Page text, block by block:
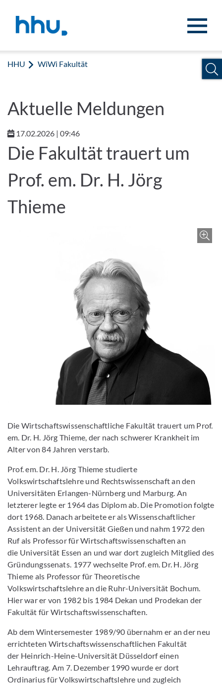
HHU WiWi Fakultät
Aktuelle Meldungen
17.02.2026 | 09:46
Die Fakultät trauert um
Prof. em. Dr. H. Jörg
Thieme
Die Wirtschaftswissenschaftliche Fakultät trauert um Prof.
em. Dr. H. Jörg Thieme, der nach schwerer Krankheit im
Alter von 84 Jahren verstarb.
Prof. em. Dr. H. Jörg Thieme studierte
Volkswirtschaftslehre und Rechtswissenschaft an den
Universitäten Erlangen-Nürnberg und Marburg. An
letzterer legte er 1964 das Diplom ab. Die Promotion folgte
dort 1968. Danach arbeitete er als Wissenschaftlicher
Assistent an der Universität Gießen und nahm 1972 den
Ruf als Professor für Wirtschaftswissenschaften an
die Universität Essen an und war dort zugleich Mitglied des
Gründungssenats. 1977 wechselte Prof. em. Dr. H. Jörg
Thieme als Professor für Theoretische
Volkswirtschaftslehre an die Ruhr-Universität Bochum.
Hier war er von 1982 bis 1984 Dekan und Prodekan der
Fakultät für Wirtschaftswissenschaften.
Ab dem Wintersemester 1989/90 übernahm er an der neu
errichteten Wirtschaftswissenschaftlichen Fakultät
der Heinrich-Heine-Universität Düsseldorf einen
Lehrauftrag. Am 7. Dezember 1990 wurde er dort
Ordinarius für Volkswirtschaftslehre und zugleich